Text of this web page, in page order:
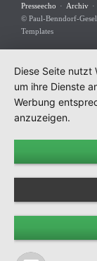
Navigation
überspringen
Presseecho Archiv
© Paul-Benndorf-
Templates
Diese Seite nutzt
um ihre Dienste
Werbung
anzuzeigen.